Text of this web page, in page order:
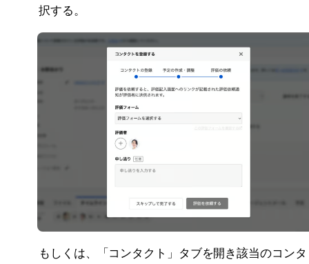
択する。
もしくは、「コンタクト」タブを開き該当のコンタ